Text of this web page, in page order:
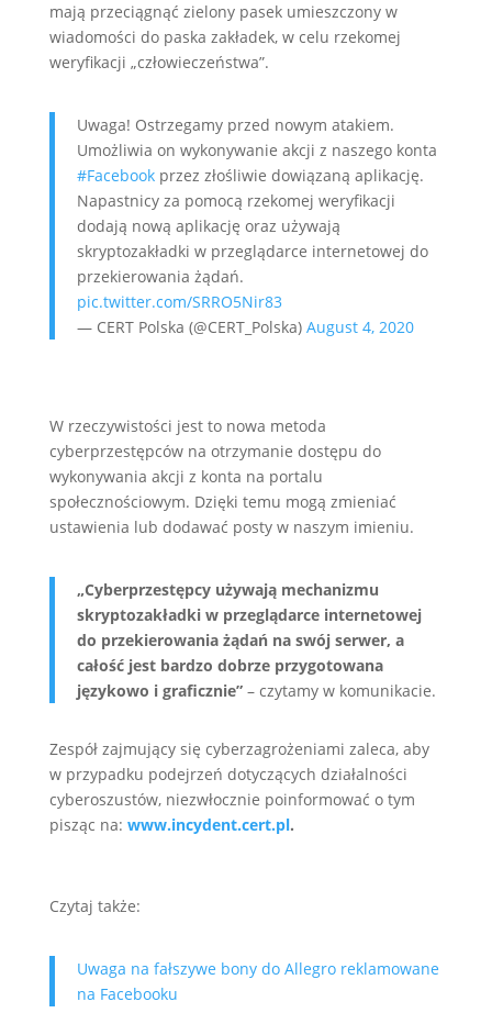
mają przeciągnąć zielony pasek umieszczony w
wiadomości do paska zakładek, w celu rzekomej
weryfikacji „człowieczeństwa”.
Uwaga! Ostrzegamy przed nowym atakiem.
Umożliwia on wykonywanie akcji z naszego konta
#Facebookprzez złośliwie dowiązaną aplikację.
Napastnicy za pomocą rzekomej weryfikacji
dodają nową aplikację oraz używają
skryptozakładki w przeglądarce internetowej do
przekierowania żądań.
pic.twitter.com/SRRO5Nir83
— CERT Polska (@CERT_Polska) August 4, 2020
W rzeczywistości jest to nowa metoda
cyberprzestępców na otrzymanie dostępu do
wykonywania akcji z konta na portalu
społecznościowym. Dzięki temu mogą zmieniać
ustawienia lub dodawać posty w naszym imieniu.
„Cyberprzestępcy używają mechanizmu
skryptozakładki w przeglądarce internetowej
do przekierowania żądań na swój serwer, a
całość jest bardzo dobrze przygotowana
językowo i graficznie” – czytamy w komunikacie.
Zespół zajmujący się cyberzagrożeniami zaleca, aby
w przypadku podejrzeń dotyczących działalności
cyberoszustów, niezwłocznie poinformować o tym
pisząc na: www.incydent.cert.pl.
Czytaj także:
Uwaga na fałszywe bony do Allegro reklamowane
na Facebooku